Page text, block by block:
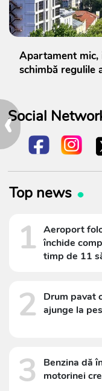
‹
Apartament mic,
schimbă regulile
Social
Top news
1 Aeroport
închide
timp de 11
2
Drum pavat
ajunge la
3
Benzina dă
motorinei